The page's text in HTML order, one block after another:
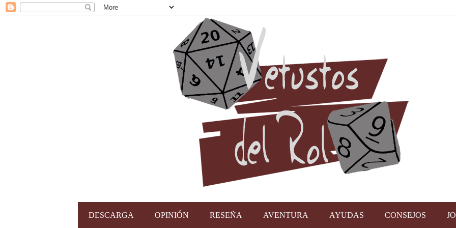
DESCARGA OPINIÓN RESEÑA AVENTURA AYUDAS CONSEJOS